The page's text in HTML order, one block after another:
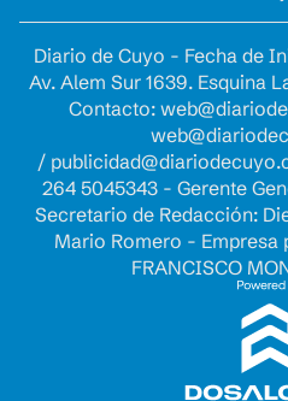
Diario de Cuyo - Fecha de
Av. Alem Sur 1639. Esquina
Contacto:
/
264 5045343 - Gerente
Secretario de Redacción:
Mario Romero -
FRANCISCO